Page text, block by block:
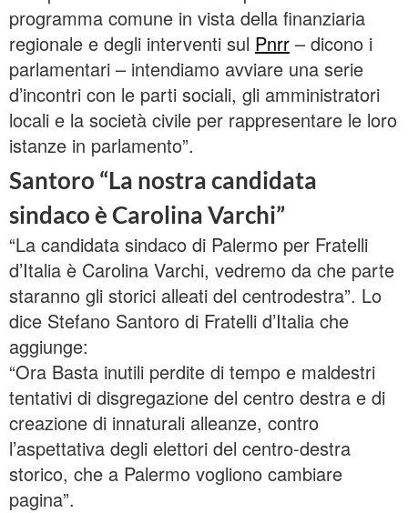
programma comune in vista della finanziaria
regionale e degli interventi sul Pnrr – dicono i
parlamentari – intendiamo avviare una serie
d’incontri con le parti sociali, gli amministratori
locali e la società civile per rappresentare le loro
istanze in parlamento”.
Santoro “La nostra candidata
sindaco è Carolina Varchi”
“La candidata sindaco di Palermo per Fratelli
d’Italia è Carolina Varchi, vedremo da che parte
staranno gli storici alleati del centrodestra”. Lo
dice Stefano Santoro di Fratelli d’Italia che
aggiunge:
“Ora Basta inutili perdite di tempo e maldestri
tentativi di disgregazione del centro destra e di
creazione di innaturali alleanze, contro
l’aspettativa degli elettori del centro-destra
storico, che a Palermo vogliono cambiare
pagina”.